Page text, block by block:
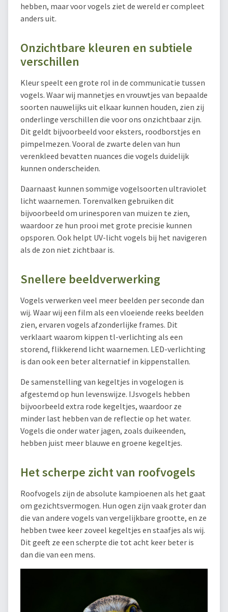
hebben, maar voor vogels ziet de wereld er compleet
anders uit.
Onzichtbare kleuren en subtiele
verschillen
Kleur speelt een grote rol in de communicatie tussen
vogels. Waar wij mannetjes en vrouwtjes van bepaalde
soorten nauwelijks uit elkaar kunnen houden, zien zij
onderlinge verschillen die voor ons onzichtbaar zijn.
Dit geldt bijvoorbeeld voor eksters, roodborstjes en
pimpelmezen. Vooral de zwarte delen van hun
verenkleed bevatten nuances die vogels duidelijk
kunnen onderscheiden.
Daarnaast kunnen sommige vogelsoorten ultraviolet
licht waarnemen. Torenvalken gebruiken dit
bijvoorbeeld om urinesporen van muizen te zien,
waardoor ze hun prooi met grote precisie kunnen
opsporen. Ook helpt UV-licht vogels bij het navigeren
als de zon niet zichtbaar is.
Snellere beeldverwerking
Vogels verwerken veel meer beelden per seconde dan
wij. Waar wij een film als een vloeiende reeks beelden
zien, ervaren vogels afzonderlijke frames. Dit
verklaart waarom kippen tl-verlichting als een
storend, flikkerend licht waarnemen. LED-verlichting
is dan ook een beter alternatief in kippenstallen.
De samenstelling van kegeltjes in vogelogen is
afgestemd op hun levenswijze. IJsvogels hebben
bijvoorbeeld extra rode kegeltjes, waardoor ze
minder last hebben van de reflectie op het water.
Vogels die onder water jagen, zoals duikeenden,
hebben juist meer blauwe en groene kegeltjes.
Het scherpe zicht van roofvogels
Roofvogels zijn de absolute kampioenen als het gaat
om gezichtsvermogen. Hun ogen zijn vaak groter dan
die van andere vogels van vergelijkbare grootte, en ze
hebben twee keer zoveel kegeltjes en staafjes als wij.
Dit geeft ze een scherpte die tot acht keer beter is
dan die van een mens.